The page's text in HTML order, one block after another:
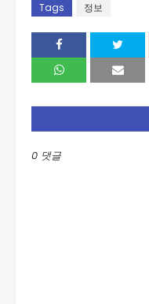
Tags 정보
0 댓글